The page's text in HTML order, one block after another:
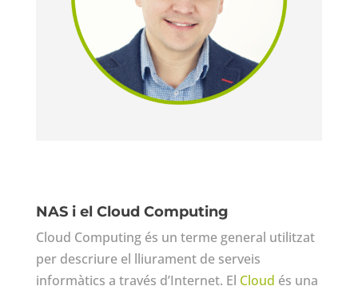
NAS i el Cloud Computing
Cloud Computing és un terme general utilitzat
per descriure el lliurament de serveis
informàtics a través d’Internet. El Cloud és una